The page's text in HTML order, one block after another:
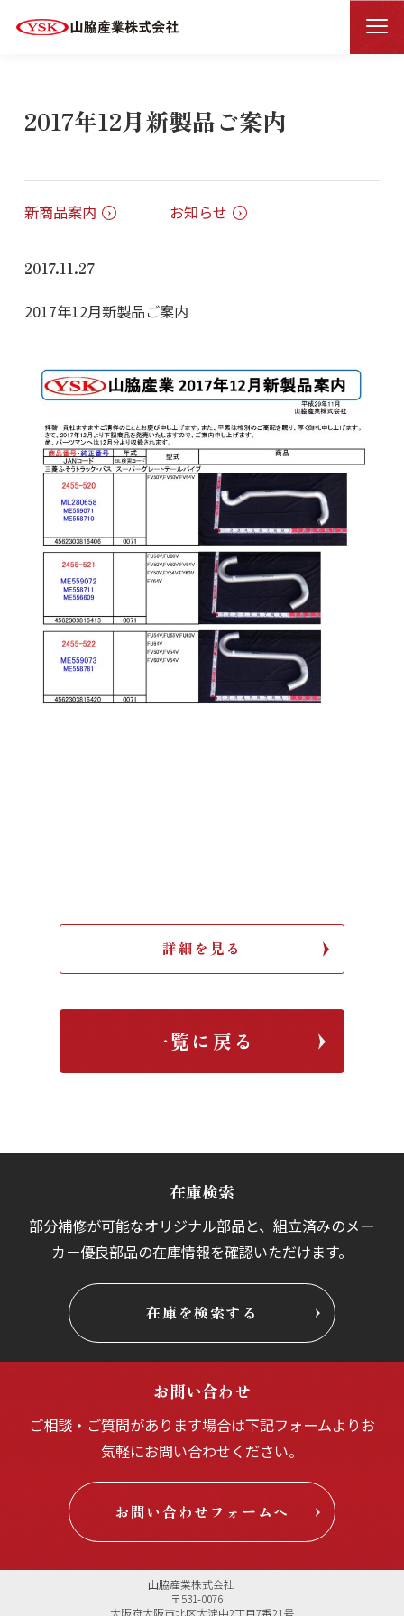
HOME 新着情報一覧
2017年12月新製品ご案内
新商品案内 お知らせ
2017.11.27
2017年12月新製品ご案内
詳細を見る
一覧に戻る
在庫検索
部分補修が可能なオリジナル部品と、組立済みのメー
カー優良部品の在庫情報を確認いただけます。
在庫を検索する
お問い合わせ
ご相談・ご質問があります場合は下記フォームよりお
気軽にお問い合わせください。
お問い合わせフォームへ
山脇産業株式会社
〒531-0076
大阪府大阪市北区大淀中2丁目7番21号